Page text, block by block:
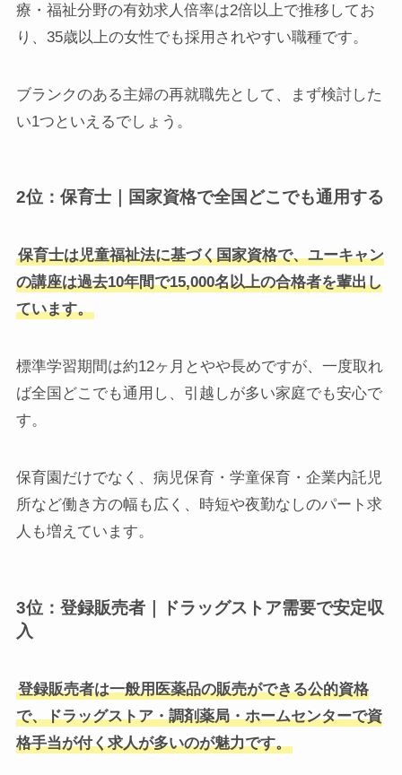
療・福祉分野の有効求人倍率は2倍以上で推移してお
り、35歳以上の女性でも採用されやすい職種です。
ブランクのある主婦の再就職先として、まず検討した
い1つといえるでしょう。
2位：保育士｜国家資格で全国どこでも通用する
保育士は児童福祉法に基づく国家資格で、ユーキャン
の講座は過去10年間で15,000名以上の合格者を輩出し
ています。
標準学習期間は約12ヶ月とやや長めですが、一度取れ
ば全国どこでも通用し、引越しが多い家庭でも安心で
す。
保育園だけでなく、病児保育・学童保育・企業内託児
所など働き方の幅も広く、時短や夜勤なしのパート求
人も増えています。
3位：登録販売者｜ドラッグストア需要で安定収
入
登録販売者は一般用医薬品の販売ができる公的資格
で、ドラッグストア・調剤薬局・ホームセンターで資
格手当が付く求人が多いのが魅力です。